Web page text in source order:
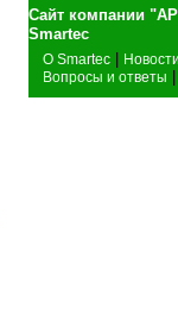
Сайт компании
О Smartec
Вопросы и ответы